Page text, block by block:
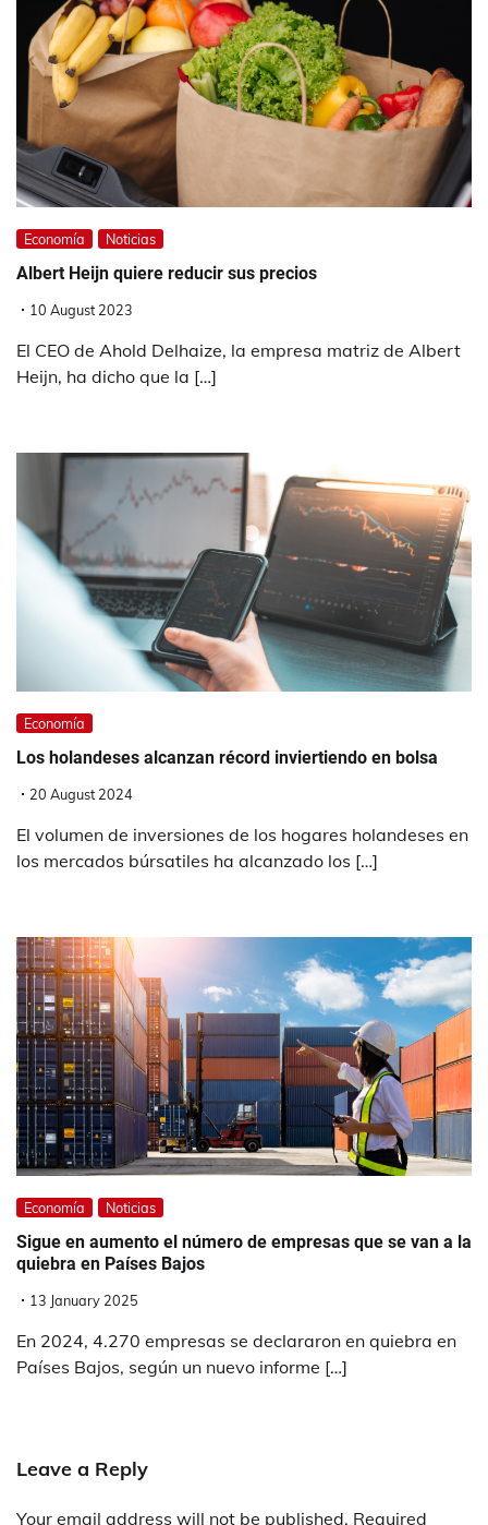
Economía Noticias
Albert Heijn quiere reducir sus precios
10 August 2023
El CEO de Ahold Delhaize, la empresa matriz de Albert
Heijn, ha dicho que la […]
Economía
Los holandeses alcanzan récord inviertiendo en bolsa
20 August 2024
El volumen de inversiones de los hogares holandeses en
los mercados búrsatiles ha alcanzado los […]
Economía Noticias
Sigue en aumento el número de empresas que se van a la
quiebra en Países Bajos
13 January 2025
En 2024, 4.270 empresas se declararon en quiebra en
Países Bajos, según un nuevo informe […]
Leave a Reply
Your email address will not be published. Required